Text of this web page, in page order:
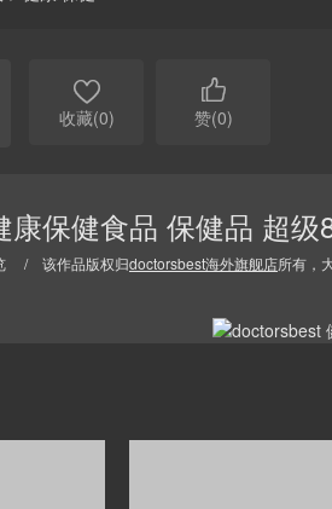

收藏(0)

赞(0)
康保健食品 保健品 超
/ 该作品版权归doctorsbest海外旗舰店所有，